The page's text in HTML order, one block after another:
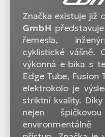
Značka existuje již
GmbH
řemesla,
cyklistické vášně.
výkonná e‑bika s
Edge Tube, Fusion
elektrokolo je
striktní kvality.
nejen